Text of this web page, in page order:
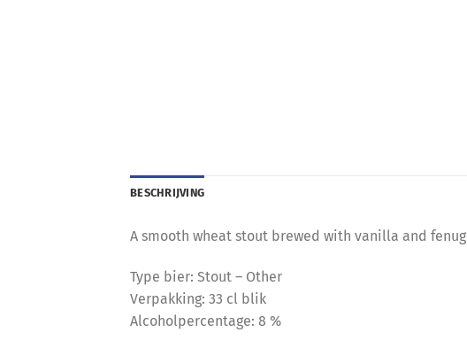
BESCHRIJVING
A smooth wheat stout brewed with vanilla and
Type bier: Stout – Other
Verpakking: 33 cl blik
Alcoholpercentage: 8 %